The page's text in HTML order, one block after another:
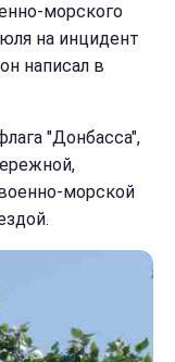
морского
на инцидент
написал в
"Донбасса",
морской